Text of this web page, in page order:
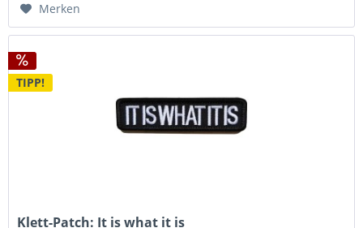
Merken
TIPP!
Klett-Patch: It is what it is